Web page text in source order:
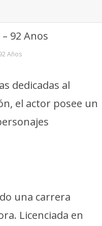
Años
dedicadas al
el actor posee un
una carrera
Licenciada en